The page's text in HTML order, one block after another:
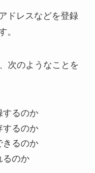
ドレスなどを登録
。
次のようなことを
するのか
するのか
きるのか
るのか